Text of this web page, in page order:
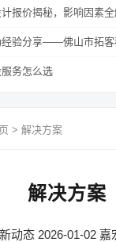
报价揭秘，影响因素
经验分享——佛山市拓客
务怎么选
> 解决方案
解决方案
动态 2026-01-02